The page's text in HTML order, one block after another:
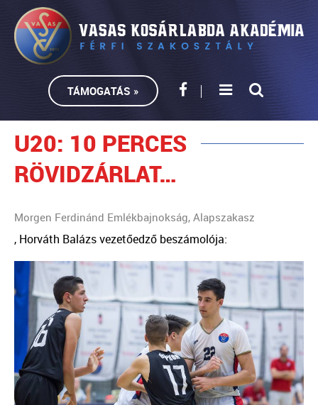
TÁMOGATÁS »
U20: 10 PERCES
RÖVIDZÁRLAT…
Morgen Ferdinánd Emlékbajnokság, Alapszakasz
, Horváth Balázs vezetőedző beszámolója: